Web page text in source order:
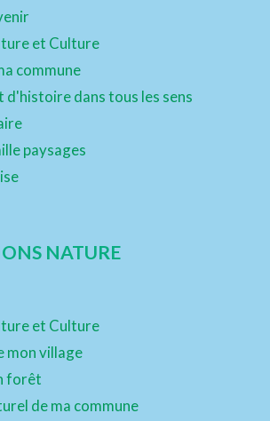
et Culture
commune
d'histoire dans tous les sens
paysages
NATURE
et Culture
mon village
forêt
de ma commune